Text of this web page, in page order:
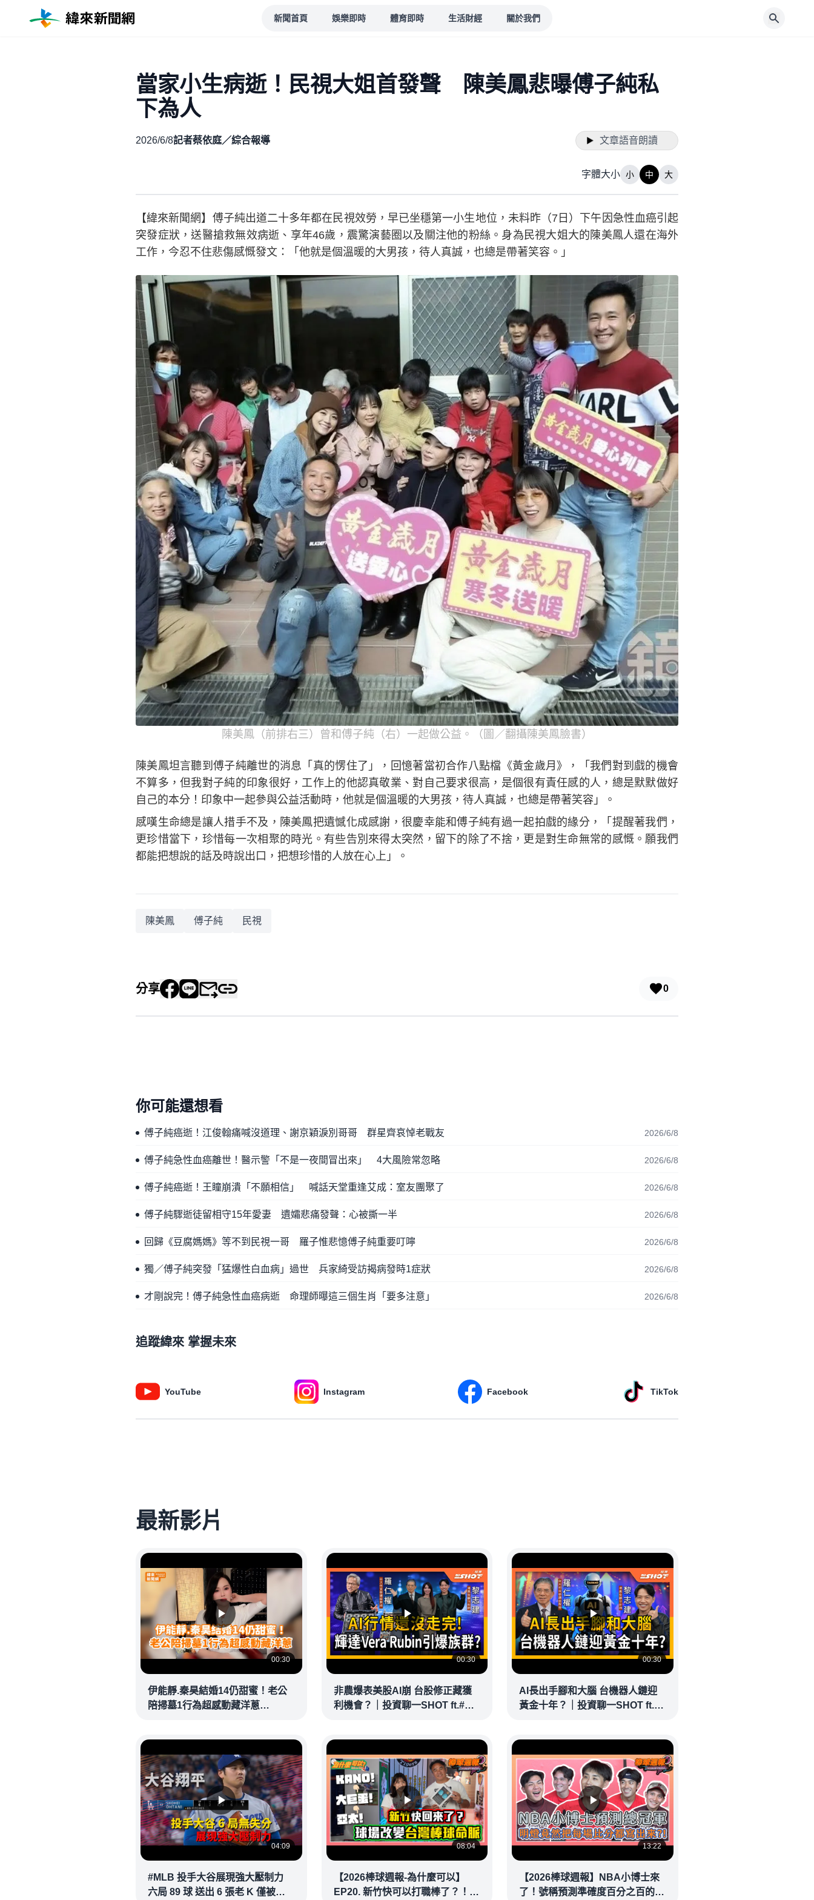
新聞首頁 娛樂即時 體育即時 生活財經 關於我們
當家小生病逝！民視大姐首發聲 陳美鳳悲曝傅子純私
下為人
2026/6/8記者蔡依庭／綜合報導 文章語音朗讀
字體大小 小 中 大
【緯來新聞網】傅子純出道二十多年都在民視效勞，早已坐穩第一小生地位，未料昨（7日）下午因急性血癌引起
突發症狀，送醫搶救無效病逝、享年46歲，震驚演藝圈以及關注他的粉絲。身為民視大姐大的陳美鳳人還在海外
工作，今忍不住悲傷感慨發文：「他就是個溫暖的大男孩，待人真誠，也總是帶著笑容。」
陳美鳳（前排右三）曾和傅子純（右）一起做公益。（圖／翻攝陳美鳳臉書）
陳美鳳坦言聽到傅子純離世的消息「真的愣住了」，回憶著當初合作八點檔《黃金歲月》，「我們對到戲的機會
不算多，但我對子純的印象很好，工作上的他認真敬業、對自己要求很高，是個很有責任感的人，總是默默做好
自己的本分！印象中一起參與公益活動時，他就是個溫暖的大男孩，待人真誠，也總是帶著笑容」。
感嘆生命總是讓人措手不及，陳美鳳把遺憾化成感謝，很慶幸能和傅子純有過一起拍戲的緣分，「提醒著我們，
更珍惜當下，珍惜每一次相聚的時光。有些告別來得太突然，留下的除了不捨，更是對生命無常的感慨。願我們
都能把想說的話及時說出口，把想珍惜的人放在心上」。
陳美鳳 傅子純 民視
分享 0
你可能還想看
傅子純癌逝！江俊翰痛喊沒道理、謝京穎淚別哥哥 群星齊哀悼老戰友 2026/6/8
傅子純急性血癌離世！醫示警「不是一夜間冒出來」 4大風險常忽略 2026/6/8
傅子純癌逝！王瞳崩潰「不願相信」 喊話天堂重逢艾成：室友團聚了 2026/6/8
傅子純驟逝徒留相守15年愛妻 遺孀悲痛發聲：心被撕一半 2026/6/8
回歸《豆腐媽媽》等不到民視一哥 羅子惟悲憶傅子純重要叮嚀 2026/6/8
獨／傅子純突發「猛爆性白血病」過世 兵家綺受訪揭病發時1症狀 2026/6/8
才剛說完！傅子純急性血癌病逝 命理師曝這三個生肖「要多注意」 2026/6/8
追蹤緯來 掌握未來
YouTube Instagram Facebook TikTok
最新影片
00:30
伊能靜.秦昊結婚14仍甜蜜！老公
陪掃墓1行為超感動藏洋蔥
00:30
非農爆表美股AI崩 台股修正藏獲
利機會？｜投資聊一SHOT ft.#羅
00:30
AI長出手腳和大腦 台機器人鏈迎
黃金十年？｜投資聊一SHOT ft.#
04:09
#MLB 投手大谷展現強大壓制力
六局 89 球 送出 6 張老 K 僅被敲
08:04
【2026棒球週報-為什麼可以】
EP20. 新竹快可以打職棒了？！從
13:22
【2026棒球週報】NBA小博士來
了！號稱預測準確度百分之百的他